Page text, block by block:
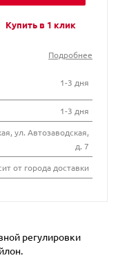
Купить в 1 клик
Подробнее
1-3 дня
1-3 дня
ул. Автозаводская,
д. 7
от города доставки
регулировки